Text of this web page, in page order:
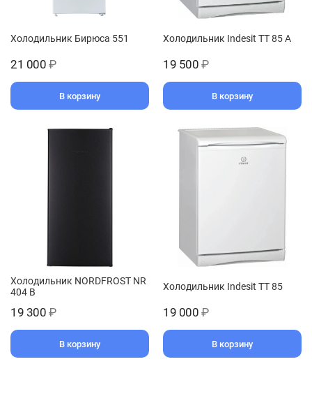
Холодильник Бирюса 551
21 000 ₽
В корзину
Холодильник Indesit TT 85 A
19 500 ₽
В корзину
Холодильник NORDFROST NR
404 B
19 300 ₽
В корзину
Холодильник Indesit TT 85
19 000 ₽
В корзину